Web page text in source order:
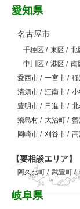
愛知県
名古屋市
千種区 / 東区 / 北
中川区 / 港区 / 南
愛西市 / 一宮市 /
清須市 / 江南市 /
豊明市 / 日進市 /
飛島村 / 大治町 /
岡崎市 / 刈谷市 /
【要相談エリア】
阿久比町 / 武豊町/
岐阜県